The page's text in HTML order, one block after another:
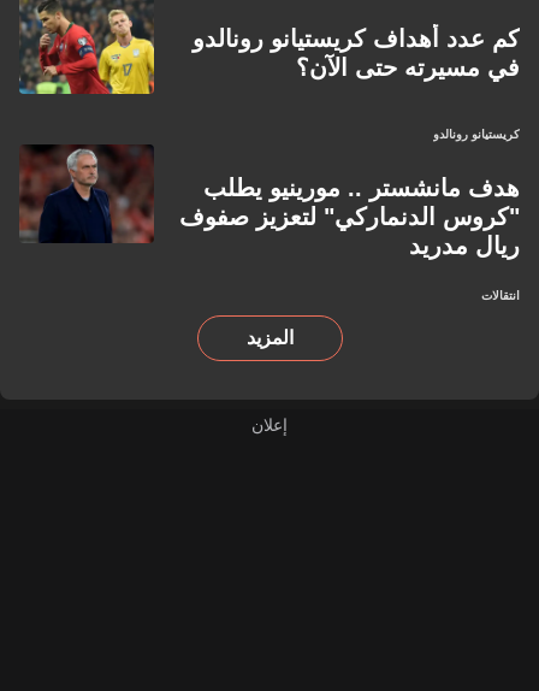
كم عدد أهداف كريستيانو رونالدو
في مسيرته حتى الآن؟
كريستيانو رونالدو
هدف مانشستر .. مورينيو يطلب
"كروس الدنماركي" لتعزيز صفوف
ريال مدريد
انتقالات
المزيد